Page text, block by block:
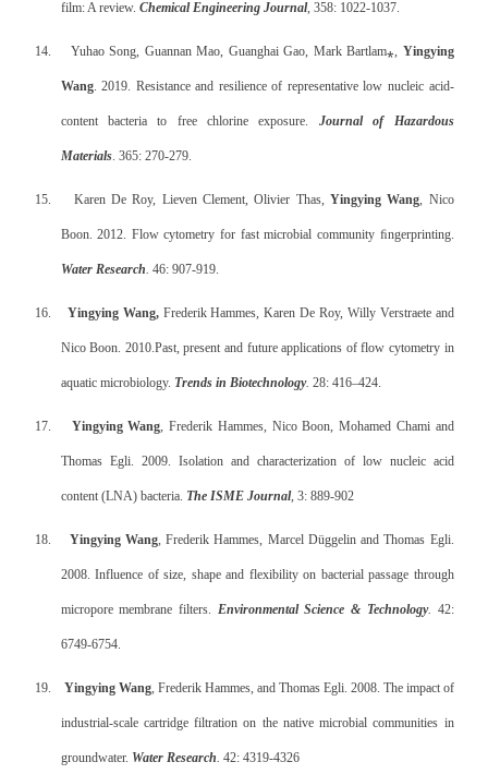
film: A review. Chemical Engineering Journal, 358: 1022-1037.
14. Yuhao Song, Guannan Mao, Guanghai Gao, Mark Bartlam⁎, Yingying
Wang. 2019. Resistance and resilience of representative low nucleic acid-
content bacteria to free chlorine exposure. Journal of Hazardous
Materials. 365: 270-279.
15. Karen De Roy, Lieven Clement, Olivier Thas, Yingying Wang, Nico
Boon. 2012. Flow cytometry for fast microbial community ﬁngerprinting.
Water Research. 46: 907-919.
16. Yingying Wang, Frederik Hammes, Karen De Roy, Willy Verstraete and
Nico Boon. 2010.Past, present and future applications of flow cytometry in
aquatic microbiology. Trends in Biotechnology. 28: 416–424.
17. Yingying Wang, Frederik Hammes, Nico Boon, Mohamed Chami and
Thomas Egli. 2009. Isolation and characterization of low nucleic acid
content (LNA) bacteria. The ISME Journal, 3: 889-902
18. Yingying Wang, Frederik Hammes, Marcel Düggelin and Thomas Egli.
2008. Influence of size, shape and flexibility on bacterial passage through
micropore membrane filters. Environmental Science & Technology. 42:
6749-6754.
19. Yingying Wang, Frederik Hammes, and Thomas Egli. 2008. The impact of
industrial-scale cartridge filtration on the native microbial communities in
groundwater. Water Research. 42: 4319-4326